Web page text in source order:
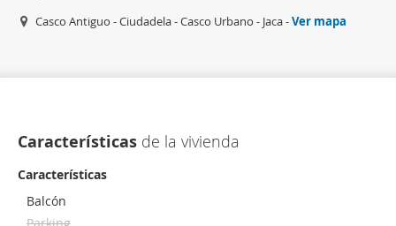
Casco Antiguo - Ciudadela - Casco Urbano - Jaca -Ver mapa
Características de la vivienda
Características
Balcón